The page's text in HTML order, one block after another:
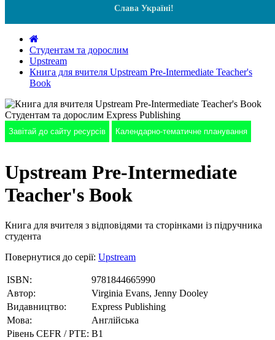
Слава Україні!
Студентам та дорослим
Upstream
Книга для вчителя Upstream Pre-Intermediate Teacher's
Book
Завітай до сайту ресурсів Календарно-тематичне планування
Upstream Pre-Intermediate
Teacher's Book
Книга для вчителя з відповідями та сторінками із підручника
студента
Повернутися до серії: Upstream
ISBN:
9781844665990
Автор:
Virginia Evans, Jenny Dooley
Видавництво:
Express Publishing
Мова:
Англійська
Рівень CEFR / PTE: В1